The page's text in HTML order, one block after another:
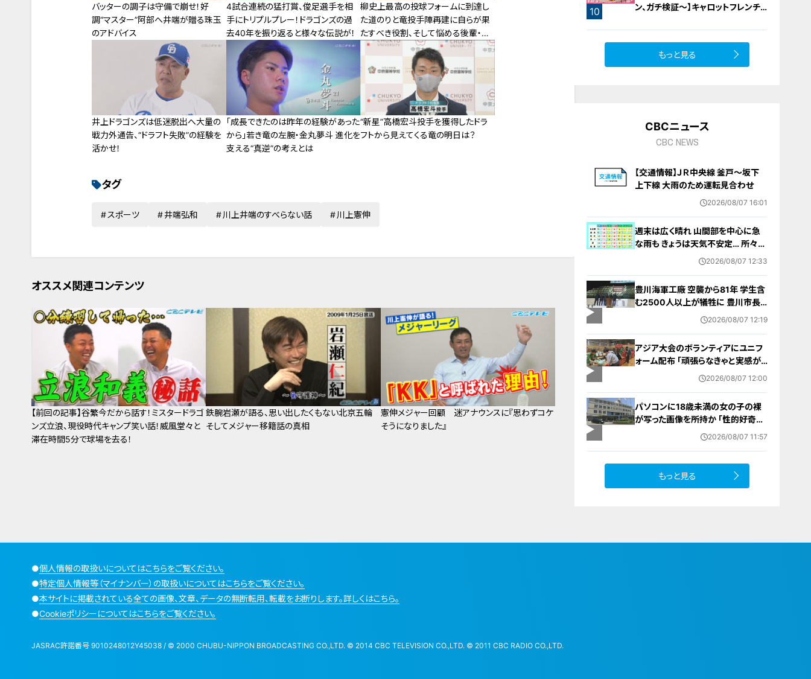
バッターの調子は守備で崩せ！好
調“マスター”阿部へ井端が贈る珠玉
のアドバイス
4試合連続の猛打賞、俊足選手を相
手にトリプルプレー！ドラゴンズの過
去40年を振り返ると様々な伝説が！
柳史上最高の投球フォームに到達し
た道のりと竜投手陣再建に自らが果
たすべき役割、そして悩める後輩・高
橋宏斗へのエール― ドラゴンズ柳裕
也が語り尽くしたサンドラ独占インタ
ビュー
井上ドラゴンズは低迷脱出へ大量の
戦力外通告、“ドラフト失敗”の経験を
活かせ！
「成長できたのは昨年の経験があった
から」若き竜の左腕・金丸夢斗 進化を
支える“真逆”の考えとは
“新星”高橋宏斗投手を獲得したドラ
フトから見えてくる竜の明日は？
タグ
スポーツ 井端弘和 川上井端のすべらない話 川上憲伸
オススメ関連コンテンツ
【前回の記事】谷繁今だから話す！ミスタードラゴ
ンズ立浪、現役時代キャンプ笑い話！威風堂々と
滞在時間5分で球場を去る！
鉄腕岩瀬が語る、思い出したくもない北京五輪
そしてメジャー移籍話の真相
憲伸メジャー回顧 迷アナウンスに『思わずコケ
そうになりました』
10
ン、ガチ検証～】キャロットフレンチ
もっと見る
CBCニュース
CBC NEWS
【交通情報】ＪＲ中央線 釜戸～坂下
上下線 大雨のため運転見合わせ
2026/08/07 16:01
週末は広く晴れ 山間部を中心に急
な雨も きょうは天気不安定… 所々で
雨予想 愛知･名古屋･岐阜･三重の天
2026/08/07 12:33
豊川海軍工廠 空襲から81年 学生含
む2500人以上が犠牲に 豊川市長
｢恒久平和に向けて全力を尽くす｣ 平
2026/08/07 12:19
アジア大会のボランティアにユニフ
ォーム配布 ｢頑張らなきゃと実感が
湧いた｣ 名古屋･中区の愛知県体育
2026/08/07 12:00
パソコンに18歳未満の女の子の裸
が写った画像を所持か ｢性的好奇心
を満たす目的｣ 小学校講師の38歳
2026/08/07 11:57
もっと見る
●個人情報の取扱いについてはこちらをご覧ください。
●特定個人情報等（マイナンバー）の取扱いについてはこちらをご覧ください。
●本サイトに掲載されている全ての画像、文章、データの無断転用、転載をお断りします。詳しくはこちら。
●Cookieポリシーについてはこちらをご覧ください。
JASRAC許諾番号 9010248012Y45038 / © 2000 CHUBU-NIPPON BROADCASTING CO.,LTD. © 2014 CBC TELEVISION CO.,LTD. © 2011 CBC RADIO CO.,LTD.